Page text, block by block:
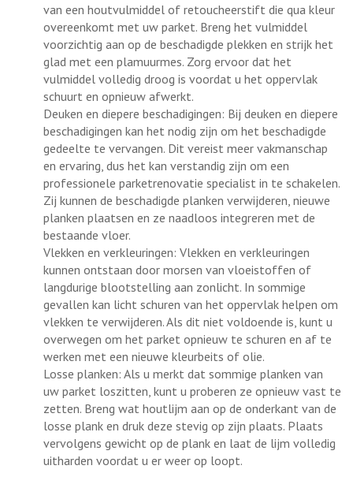
van een houtvulmiddel of retoucheerstift die qua kleur
overeenkomt met uw parket. Breng het vulmiddel
voorzichtig aan op de beschadigde plekken en strijk het
glad met een plamuurmes. Zorg ervoor dat het
vulmiddel volledig droog is voordat u het oppervlak
schuurt en opnieuw afwerkt.
Deuken en diepere beschadigingen: Bij deuken en diepere
beschadigingen kan het nodig zijn om het beschadigde
gedeelte te vervangen. Dit vereist meer vakmanschap
en ervaring, dus het kan verstandig zijn om een
professionele parketrenovatie specialist in te schakelen.
Zij kunnen de beschadigde planken verwijderen, nieuwe
planken plaatsen en ze naadloos integreren met de
bestaande vloer.
Vlekken en verkleuringen: Vlekken en verkleuringen
kunnen ontstaan door morsen van vloeistoffen of
langdurige blootstelling aan zonlicht. In sommige
gevallen kan licht schuren van het oppervlak helpen om
vlekken te verwijderen. Als dit niet voldoende is, kunt u
overwegen om het parket opnieuw te schuren en af te
werken met een nieuwe kleurbeits of olie.
Losse planken: Als u merkt dat sommige planken van
uw parket loszitten, kunt u proberen ze opnieuw vast te
zetten. Breng wat houtlijm aan op de onderkant van de
losse plank en druk deze stevig op zijn plaats. Plaats
vervolgens gewicht op de plank en laat de lijm volledig
uitharden voordat u er weer op loopt.